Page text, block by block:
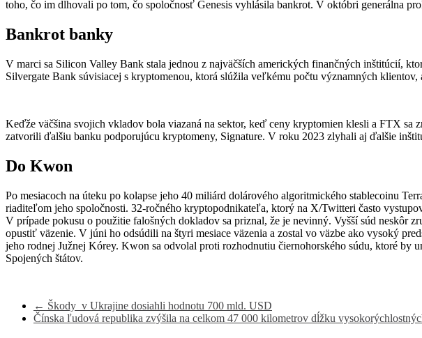
toho, čo im dlhovali po tom, čo spoločnosť Genesis vyhlásila bankrot. V októbri generálna
Bankrot banky
V marci sa Silicon Valley Bank stala jednou z najväčších amerických finančných inštitúcií,
Silvergate Bank súvisiacej s kryptomenou, ktorá slúžila veľkému počtu významných klientov,
Keďže väčšina svojich vkladov bola viazaná na sektor, keď ceny kryptomien klesli a FTX
zatvorili ďalšiu banku podporujúcu kryptomeny, Signature. V roku 2023 zlyhali aj ďalšie
Do Kwon
Po mesiacoch na úteku po kolapse jeho 40 miliárd dolárového algoritmického stablecoinu
riaditeľom jeho spoločnosti. 32-ročného kryptopodnikateľa, ktorý na X/Twitteri často
V prípade pokusu o použitie falošných dokladov sa priznal, že je nevinný. Vyšší súd neskôr
opustiť väzenie. V júni ho odsúdili na štyri mesiace väzenia a zostal vo väzbe ako vysoký
jeho rodnej Južnej Kórey. Kwon sa odvolal proti rozhodnutiu čiernohorského súdu, ktoré by
Spojených štátov.
← Škody v Ukrajine dosiahli hodnotu 700 mld. USD
Čínska ľudová republika zvýšila na celkom 47 000 kilometrov dĺžku